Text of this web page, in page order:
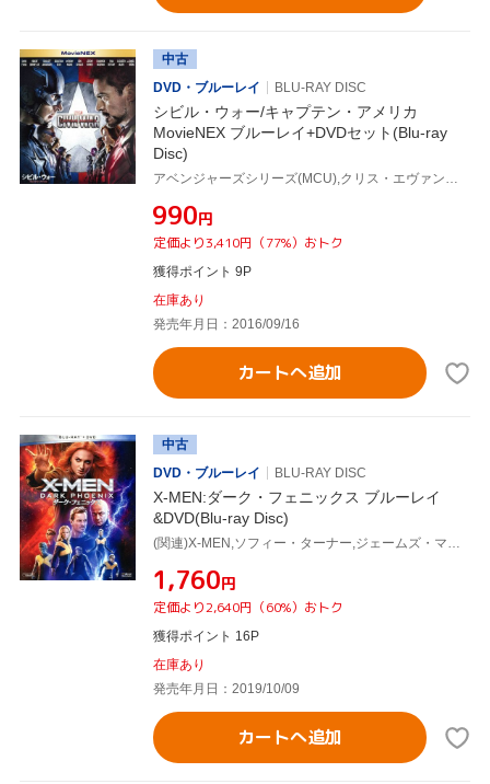
中古
DVD・ブルーレイ
BLU-RAY DISC
シビル・ウォー/キャプテン・アメリカ
MovieNEX ブルーレイ+DVDセット(Blu-ray
Disc)
アベンジャーズシリーズ(MCU),クリス・エヴァンス,ロバート・ダウニーJr.,スカーレット・ヨハンソン,アンソニー・ルッソ(監督),ジョー・ルッソ(監督),ルイス・デスポジート(製作総指揮),ヴィクトリア・アロンソ(製作総指揮),ヘンリー・ジャックマン(音楽)
¥990円
定価より3,410円（77%）おトク
獲得ポイント 9P
在庫あり
発売年月日：2016/09/16
カートへ追加
中古
DVD・ブルーレイ
BLU-RAY DISC
X-MEN:ダーク・フェニックス ブルーレイ
&DVD(Blu-ray Disc)
(関連)X-MEN,ソフィー・ターナー,ジェームズ・マカヴォイ,マイケル・ファスベンダー,サイモン・キンバーグ(監督),ハンス・ジマー(音楽)
¥1,760円
定価より2,640円（60%）おトク
獲得ポイント 16P
在庫あり
発売年月日：2019/10/09
カートへ追加